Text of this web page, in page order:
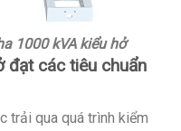
1000 kVA kiểu hở
đạt các tiêu chuẩn
trải qua quá trình kiểm